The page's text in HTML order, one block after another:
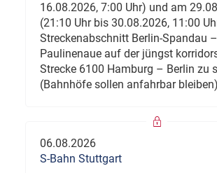
16.08.2026, 7:00 Uhr) und am
(21:10 Uhr bis 30.08.2026, 11:00
Streckenabschnitt Berlin-Spandau –
Paulinenaue auf der jüngst
Strecke 6100 Hamburg – Berlin zu
(Bahnhöfe sollen anfahrbar
06.08.2026
S-Bahn Stuttgart